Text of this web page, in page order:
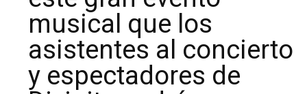
musical que los
asistentes al concierto
y espectadores de